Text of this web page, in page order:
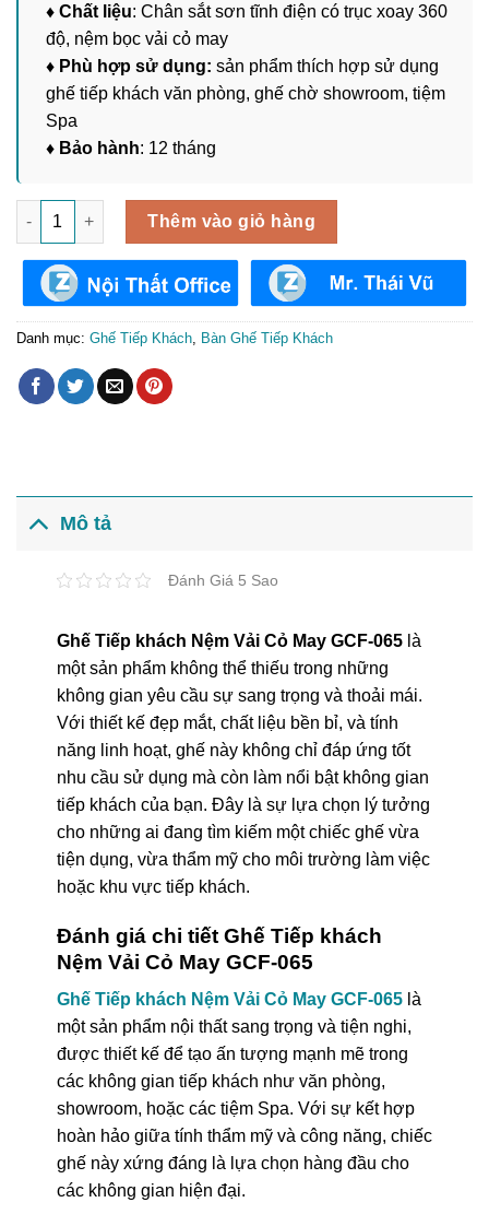
♦ Chất liệu: Chân sắt sơn tĩnh điện có trục xoay 360
độ, nệm bọc vải cỏ may
♦ Phù hợp sử dụng: sản phẩm thích hợp sử dụng
ghế tiếp khách văn phòng, ghế chờ showroom, tiệm
Spa
♦ Bảo hành: 12 tháng
Ghế Tiếp khách Nệm Vải Cỏ May GCF-065 số lượng
Thêm vào giỏ hàng
Danh mục: Ghế Tiếp Khách Bàn Ghế Tiếp Khách
Mô tả
Đánh Giá 5 Sao
Ghế Tiếp khách Nệm Vải Cỏ May GCF-065là
một sản phẩm không thể thiếu trong những
không gian yêu cầu sự sang trọng và thoải mái.
Với thiết kế đẹp mắt, chất liệu bền bỉ, và tính
năng linh hoạt, ghế này không chỉ đáp ứng tốt
nhu cầu sử dụng mà còn làm nổi bật không gian
tiếp khách của bạn. Đây là sự lựa chọn lý tưởng
cho những ai đang tìm kiếm một chiếc ghế vừa
tiện dụng, vừa thẩm mỹ cho môi trường làm việc
hoặc khu vực tiếp khách.
Đánh giá chi tiết Ghế Tiếp khách
Nệm Vải Cỏ May GCF-065
Ghế Tiếp khách Nệm Vải Cỏ May GCF-065là
một sản phẩm nội thất sang trọng và tiện nghi,
được thiết kế để tạo ấn tượng mạnh mẽ trong
các không gian tiếp khách như văn phòng,
showroom, hoặc các tiệm Spa. Với sự kết hợp
hoàn hảo giữa tính thẩm mỹ và công năng, chiếc
ghế này xứng đáng là lựa chọn hàng đầu cho
các không gian hiện đại.